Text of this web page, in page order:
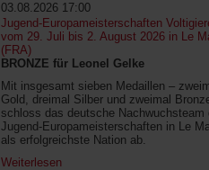
03.08.2026 17:00
Jugend-Europameisterschaften
vom 29. Juli bis 2. August 2026 in Le
(FRA)
BRONZE für Leonel Gelke
Mit insgesamt sieben Medaillen –
Gold, dreimal Silber und zweimal
schloss das deutsche Nachwuchsteam
Jugend-Europameisterschaften in Le
als erfolgreichste Nation ab.
Weiterlesen